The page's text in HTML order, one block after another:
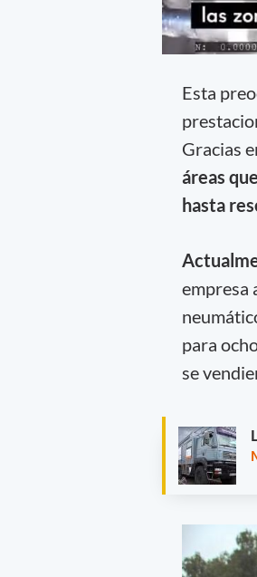
Esta
Gracias
áreas
hasta
empresa
para
se